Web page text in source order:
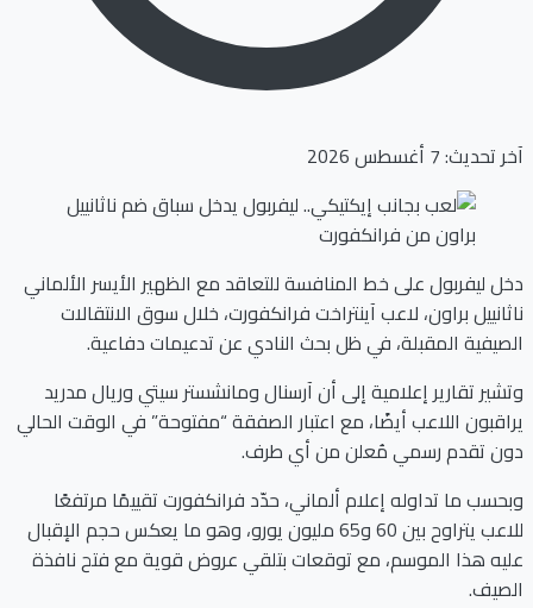
آخر تحديث: 7 أغسطس 2026
دخل ليفربول على خط المنافسة للتعاقد مع الظهير الأيسر الألماني
ناثانييل براون، لاعب آينتراخت فرانكفورت، خلال سوق الانتقالات
الصيفية المقبلة، في ظل بحث النادي عن تدعيمات دفاعية.
وتشير تقارير إعلامية إلى أن آرسنال ومانشستر سيتي وريال مدريد
يراقبون اللاعب أيضًا، مع اعتبار الصفقة “مفتوحة” في الوقت الحالي
دون تقدم رسمي مُعلن من أي طرف.
وبحسب ما تداوله إعلام ألماني، حدّد فرانكفورت تقييمًا مرتفعًا
للاعب يتراوح بين 60 و65 مليون يورو، وهو ما يعكس حجم الإقبال
عليه هذا الموسم، مع توقعات بتلقي عروض قوية مع فتح نافذة
الصيف.